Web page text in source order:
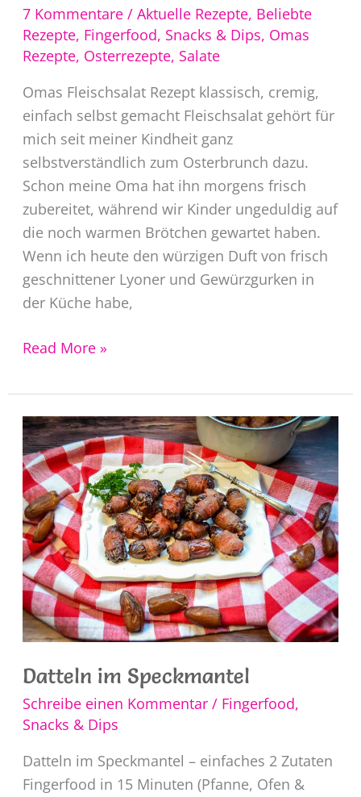
7 Kommentare / Aktuelle Rezepte, Beliebte
Rezepte, Fingerfood, Snacks & Dips, Omas
Rezepte, Osterrezepte, Salate
Omas Fleischsalat Rezept klassisch, cremig,
einfach selbst gemacht Fleischsalat gehört für
mich seit meiner Kindheit ganz
selbstverständlich zum Osterbrunch dazu.
Schon meine Oma hat ihn morgens frisch
zubereitet, während wir Kinder ungeduldig auf
die noch warmen Brötchen gewartet haben.
Wenn ich heute den würzigen Duft von frisch
geschnittener Lyoner und Gewürzgurken in
der Küche habe,
Omas
für
Fleischsalat
Read More »
Datteln im Speckmantel
Schreibe einen Kommentar / Fingerfood,
Snacks & Dips
Datteln im Speckmantel – einfaches 2 Zutaten
Fingerfood in 15 Minuten (Pfanne, Ofen &